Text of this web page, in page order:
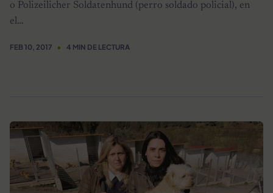
o Polizeilicher Soldatenhund (perro soldado policial), en
el…
FEB 10, 2017 4 MIN DE LECTURA